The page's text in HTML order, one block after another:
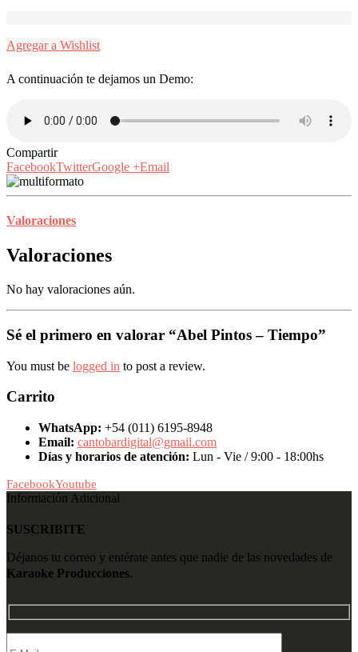
Agregar a Wishlist
A continuación te dejamos un Demo:
Compartir
FacebookTwitterGoogle +Email
Valoraciones
Valoraciones
No hay valoraciones aún.
Sé el primero en valorar “Abel Pintos – Tiempo”
You must be logged in to post a review.
Carrito
WhatsApp: +54 (011) 6195-8948
Email: cantobardigital@gmail.com
Días y horarios de atención: Lun - Vie / 9:00 - 18:00hs
FacebookYoutube
Información Adicional
SUSCRIBITE
Déjanos tu correo y entérate antes que nadie de las novedades de
Karaoke Producciones.